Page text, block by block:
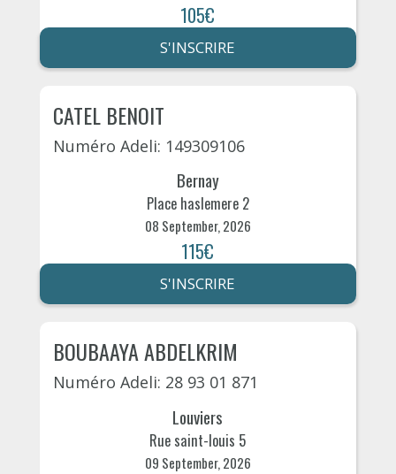
105€
S'INSCRIRE
CATEL BENOIT
Numéro Adeli: 149309106
Bernay
Place haslemere 2
08 September, 2026
115€
S'INSCRIRE
BOUBAAYA ABDELKRIM
Numéro Adeli: 28 93 01 871
Louviers
Rue saint-louis 5
09 September, 2026